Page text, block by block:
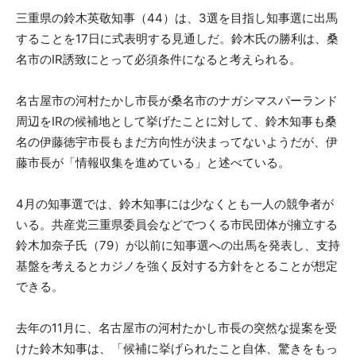
三重県の鈴木英敬知事（44）は、3選を目指し知事選に出馬
することを17日に式表明する見通しだ。鈴木氏の勝利は、桑
名市のIR誘致にとって必須条件になると考えられる。
名古屋市の河村たかし市長が桑名市のナガシマスパーランド
周辺をIRの候補地として挙げたことに対して、鈴木知事も桑
名の伊藤徳宇市長もまだ方向性が決まってないようだが、伊
藤市長が「情報収集を進めている」と述べている。
4月の知事選では、鈴木知事には少なくとも一人の競争者が
いる。共産党三重県委員会などでつくる市民団体が擁立する
鈴木加奈子氏（79）が以前に知事選への出馬を発表し、支持
基盤を考えるとカジノを強く反対する方針をとることが想定
できる。
去年の11月に、名古屋市の河村たかし市長の突然な提案を受
けた鈴木知事は、「候補に挙げられたこと自体、驚きをもっ